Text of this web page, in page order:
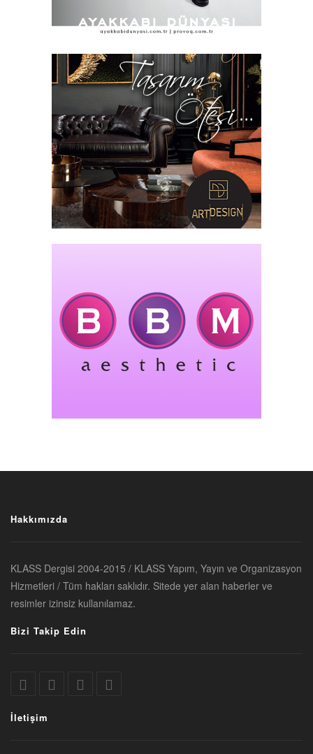
Hakkımızda
KLASS Dergisi 2004-2015 / KLASS Yapım, Yayın ve Organizasyon
Hizmetleri / Tüm hakları saklıdır. Sitede yer alan haberler ve
resimler izinsiz kullanılamaz.
Bizi Takip Edin
İletişim